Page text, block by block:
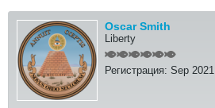
Oscar Smith
Liberty
Регистрация: Sep 2021